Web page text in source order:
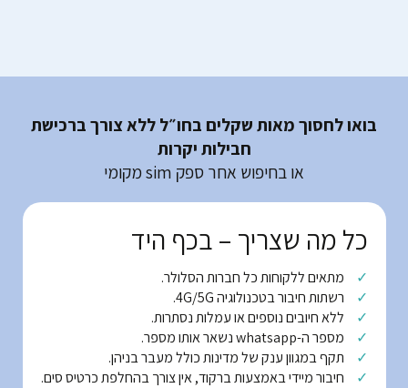
בואו לחסוך מאות שקלים בחו״ל ללא צורך ברכישת
חבילות יקרות
או בחיפוש אחר ספק sim מקומי
כל מה שצריך – בכף היד
מתאים ללקוחות כל חברות הסלולר.
רשתות חיבור בטכנולוגיה 4G/5G.
ללא חיובים נוספים או עמלות נסתרות.
מספר ה-whatsapp נשאר אותו מספר.
תקף במגוון ענק של מדינות כולל מעבר בניהן.
חיבור מיידי באמצעות ברקוד, אין צורך בהחלפת כרטיס סים.